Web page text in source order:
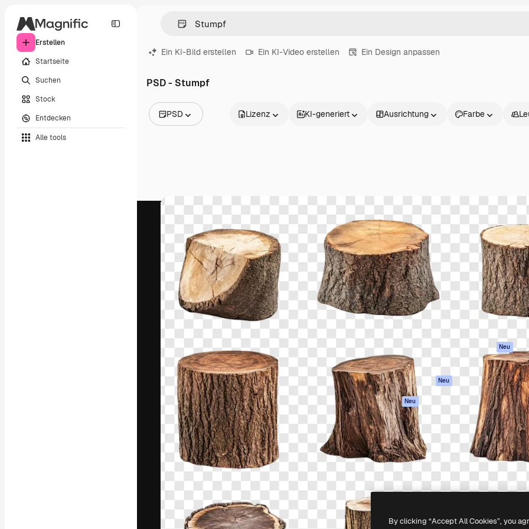
Erstellen
Startseite
Suchen
Stock
Entdecken
Alle tools
Ein KI-Bild erstellen Ein KI-Video erstellen Ein Design anpassen
PSD - Stumpf
PSD
Videos
Videovorlagen
Icons
3D-Modelle
Schriftarten
Lizenz KI-generiert Ausrichtung Farbe
Die kreative Plattform, um deine beste
Arbeit zu verwirklichen. Mehr als 1 Million
Abonnenten unter Kreativen, Unternehmen,
Agenturen und Studios.
Deutsch
Produkte
Spaces
KI-Assistent
KI-Bildgenerator
KI-Videogenerator
Stimmengenerator
Stock-Inhalte
MCP für
Claude/ChatGPT
Neu
Agenten Neu
API
Mobile App
Alle Magnific-Tools
Loslegen
Academy
Dokumentation
Support
AGB
Originale Neu
Cookie-Richtlinie
Partner
Unternehmen
Copyright © 2010-2026Freepik Company S.L.U.Alle Rechte vorbehalten.
By clicking “Accept All Cookies”, you